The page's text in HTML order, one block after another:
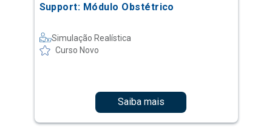
Support: Módulo Obstétrico
Simulação Realística
Curso Novo
Saiba mais